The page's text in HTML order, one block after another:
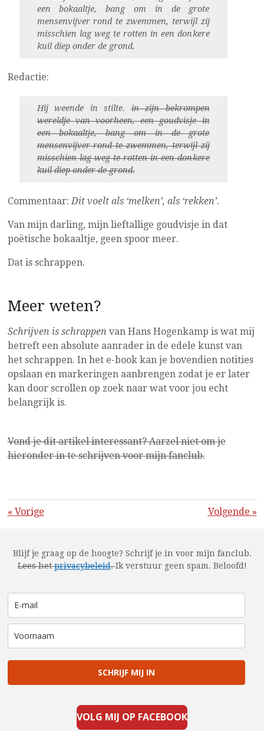
een bokaaltje, bang om in de grote
mensenvijver rond te zwemmen, terwijl zij
misschien lag weg te rotten in een donkere
kuil diep onder de grond.
Redactie:
Hij weende in stilte.in zijn bekrompen
wereldje van voorheen, een goudvisje in
een bokaaltje, bang om in de grote
mensenvijver rond te zwemmen, terwijl zij
misschien lag weg te rotten in een donkere
kuil diep onder de grond.
Commentaar: Dit voelt als ‘melken’, als ‘rekken’.
Van mijn darling, mijn lieftallige goudvisje in dat
poëtische bokaaltje, geen spoor meer.
Dat is schrappen.
Meer weten?
Schrijven is schrappen van Hans Hogenkamp is wat mij
betreft een absolute aanrader in de edele kunst van
het schrappen. In het e-book kan je bovendien notities
opslaan en markeringen aanbrengen zodat je er later
kan door scrollen op zoek naar wat voor jou echt
belangrijk is.
Vond je dit artikel interessant? Aarzel niet omje
hieronder in te schrijven voor mijn fanclub.
« Vorige Volgende »
Blijf je graag op de hoogte? Schrijf je in voor mijn fanclub.
Lees hetprivacybeleid.Ik verstuur geen spam. Beloofd!
SCHRIJF MIJ IN
VOLG MIJ OP FACEBOOK